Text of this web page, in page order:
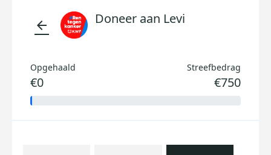
arrow_back Doneer aan Levi
Opgehaald
€0
Streefbedrag
€750